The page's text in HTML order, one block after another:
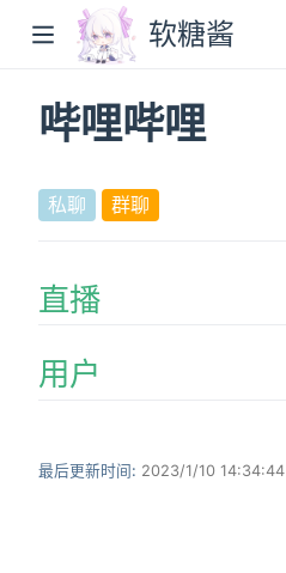
软糖酱
哔哩哔哩
私聊 群聊
直播
用户
最后更新时间: 2023/1/10 14:34:44